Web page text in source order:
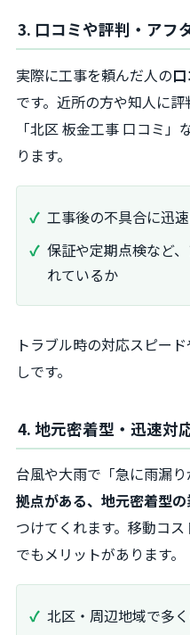
3. 口コミや評判・アフ
実際に工事を頼んだ人の
です。近所の方や知人に
「北区 板金工事 口コミ
ります。
工事後の不具合に迅
保証や定期点検など
れているか
トラブル時の対応スピー
しです。
4. 地元密着型・迅速対
台風や大雨で「急に雨漏り
拠点がある、地元密着型
つけてくれます。移動コ
でもメリットがあります。
北区・周辺地域で多